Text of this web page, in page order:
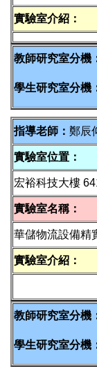
實驗室介紹：
教師研究室分機
學生研究室分機
指導老師： 鄭辰
實驗室位置：
宏裕科技大樓
實驗室名稱：
華儲物流設備精
實驗室介紹：
教師研究室分機
學生研究室分機